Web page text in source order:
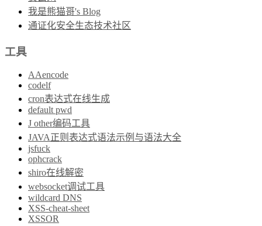
我是熊猫哥's Blog
通证化安全生态技术社区
工具
AAencode
codelf
cron表达式在线生成
default pwd
J other编码工具
JAVA正则表达式语法示例与语法大全
jsfuck
ophcrack
shiro在线解密
websocket调试工具
wildcard DNS
XSS-cheat-sheet
XSSOR